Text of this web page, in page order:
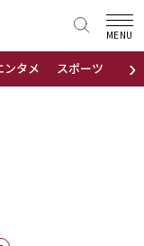
›
ンタメ スポーツ 地域
MENU